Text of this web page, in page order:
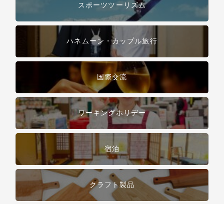
スポーツツーリズム
ハネムーン・カップル旅行
国際交流
ワーキングホリデー
宿泊
クラフト製品